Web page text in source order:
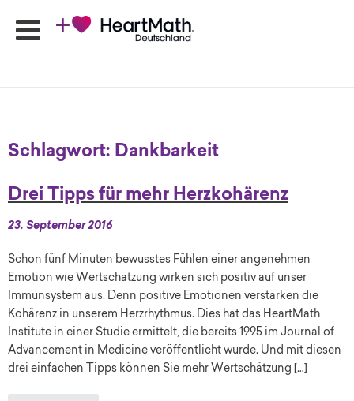
Online-
Produkte
HeartMath
Ansprechpartner
Newsletter
Schlagwort: Dankbarkeit
Drei Tipps für mehr Herzkohärenz
23. September 2016
Schon fünf Minuten bewusstes Fühlen einer angenehmen
Emotion wie Wertschätzung wirken sich positiv auf unser
Immunsystem aus. Denn positive Emotionen verstärken die
Kohärenz in unserem Herzrhythmus. Dies hat das HeartMath
Institute in einer Studie ermittelt, die bereits 1995 im Journal of
Advancement in Medicine veröffentlicht wurde. Und mit diesen
drei einfachen Tipps können Sie mehr Wertschätzung […]